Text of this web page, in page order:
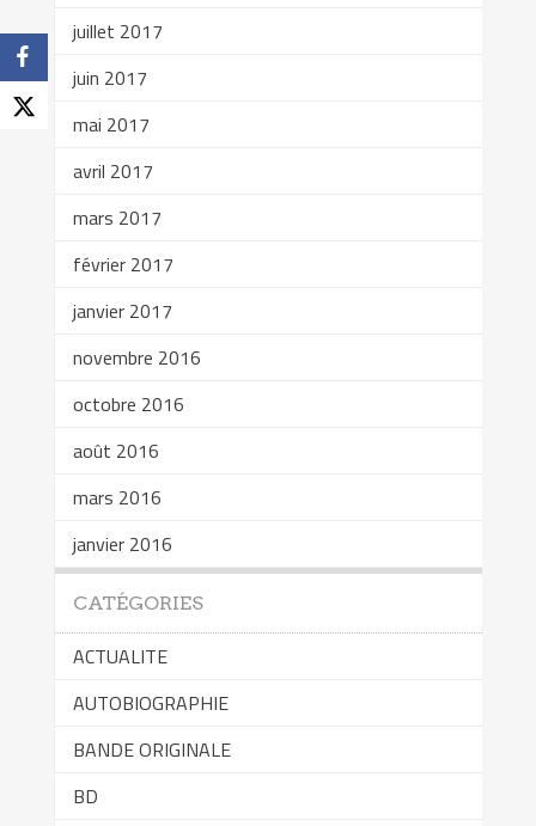
juillet 2017
juin 2017
mai 2017
avril 2017
mars 2017
février 2017
janvier 2017
novembre 2016
octobre 2016
août 2016
mars 2016
janvier 2016
CATÉGORIES
ACTUALITE
AUTOBIOGRAPHIE
BANDE ORIGINALE
BD